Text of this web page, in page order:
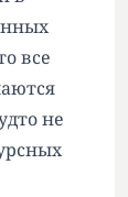
все
не